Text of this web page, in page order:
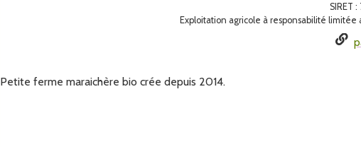
SIRET :
Exploitation agricole à responsabilité limitée
Petite ferme maraichère bio crée depuis 2014.